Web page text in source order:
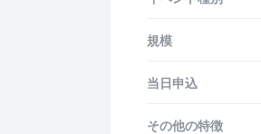
規模
当日申込
その他の特徴